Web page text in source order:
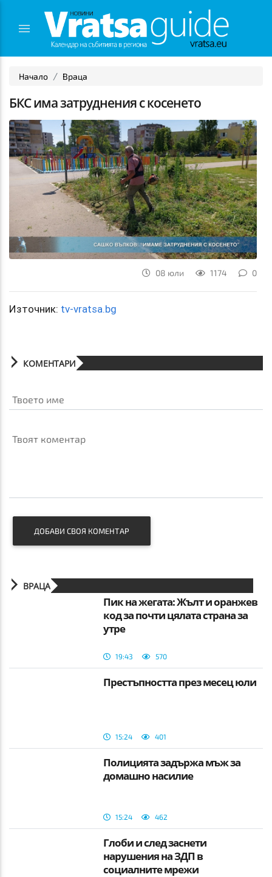
Начало Враца
БКС има затруднения с косенето
08 юли 1174 0
Източник: tv-vratsa.bg
КОМЕНТАРИ
Твоето име
Твоят коментар
ДОБАВИ СВОЯ КОМЕНТАР
ВРАЦА
Пик на жегата: Жълт и оранжев
код за почти цялата страна за
утре
19:43 570
Престъпността през месец юли
15:24 401
Полицията задържа мъж за
домашно насилие
15:24 462
Глоби и след заснети
нарушения на ЗДП в
социалните мрежи